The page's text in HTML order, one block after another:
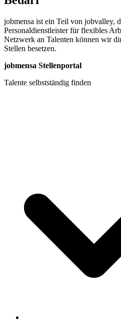
jobmensa ist ein Teil von jobvalley,
Personaldienstleister für flexibles
Netzwerk an Talenten können wir
Stellen besetzen.
jobmensa Stellenportal
Talente selbstständig finden